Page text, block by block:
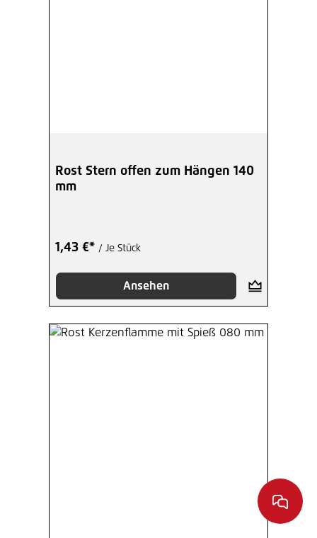
Rost Stern offen zum Hängen 140
mm
1,43 €* / Je Stück
Ansehen